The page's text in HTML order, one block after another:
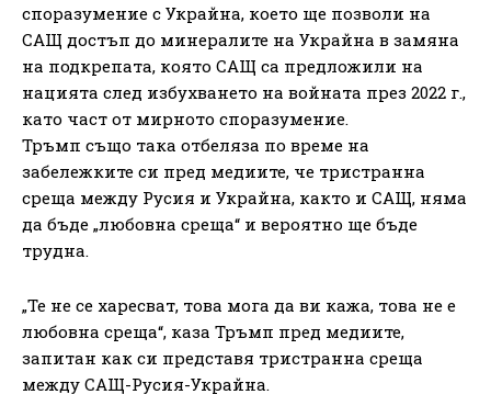
споразумение с Украйна, което ще позволи на
САЩ достъп до минералите на Украйна в замяна
на подкрепата, която САЩ са предложили на
нацията след избухването на войната през 2022 г.,
като част от мирното споразумение.
Тръмп също така отбеляза по време на
забележките си пред медиите, че тристранна
среща между Русия и Украйна, както и САЩ, няма
да бъде „любовна среща“ и вероятно ще бъде
трудна.
„Те не се харесват, това мога да ви кажа, това не е
любовна среща“, каза Тръмп пред медиите,
запитан как си представя тристранна среща
между САЩ-Русия-Украйна.